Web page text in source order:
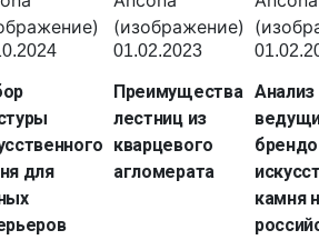
для
01.02.2023
Преимущества
лестниц из
кварцевого
агломерата
Анализ
камня